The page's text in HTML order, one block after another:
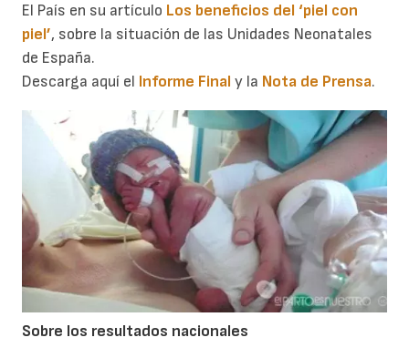
El País en su artículo Los beneficios del ‘piel con
piel’, sobre la situación de las Unidades Neonatales
de España.
Descarga aquí el Informe Final y la Nota de Prensa.
Sobre los resultados nacionales